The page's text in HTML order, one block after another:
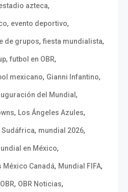
azteca,
, evento deportivo,
de grupos, fiesta mundialista,
, futbol en OBR,
mexicano, Gianni Infantino,
del Mundial ,
, Los Ángeles Azules,
Sudáfrica, mundial 2026,
en México,
México Canadá, Mundial FIFA,
OBR, OBR Noticias,